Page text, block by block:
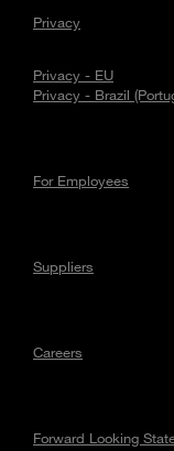
Privacy
Privacy - EU
Privacy - Brazil
For Employees
Suppliers
Careers
Forward Looking